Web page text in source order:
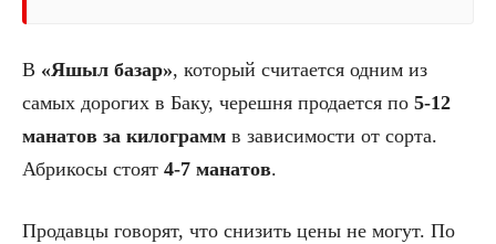
В «Яшыл базар», который считается одним из
самых дорогих в Баку, черешня продается по 5-12
манатов за килограмм в зависимости от сорта.
Абрикосы стоят 4-7 манатов.
Продавцы говорят, что снизить цены не могут. По